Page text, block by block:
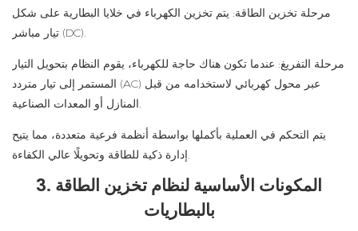
مرحلة تخزين الطاقة: يتم تخزين الكهرباء في خلايا البطارية على شكل
تيار مباشر (DC).
مرحلة التفريغ: عندما تكون هناك حاجة للكهرباء، يقوم النظام بتحويل التيار
المستمر إلى تيار متردد (AC) عبر محول كهربائي لاستخدامه من قبل
المنازل أو المعدات الصناعية.
يتم التحكم في العملية بأكملها بواسطة أنظمة فرعية متعددة، مما يتيح
إدارة ذكية للطاقة وتحويلًا عالي الكفاءة.
3. المكونات الأساسية لنظام تخزين الطاقة
بالبطاريات